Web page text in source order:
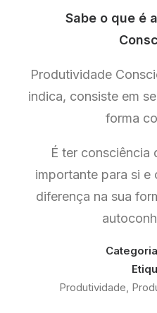
Sabe o que é
Produtividade
indica, consiste em
forma
É ter consciência
importante para si e
diferença na sua
Produtividade,